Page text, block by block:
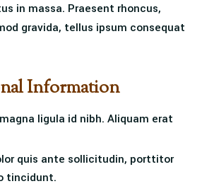
in massa. Praesent rhoncus,
gravida, tellus ipsum consequat
Information
ligula id nibh. Aliquam erat
quis ante sollicitudin, porttitor
tincidunt.